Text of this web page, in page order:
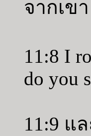
จากเข
11:8 I
do you
11:9 แ